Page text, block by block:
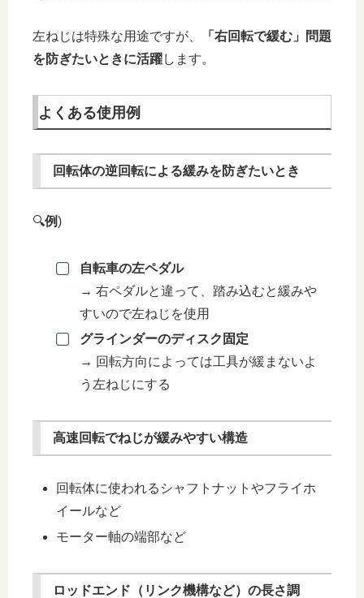
左ねじは特殊な用途ですが、
「右回転で緩む」問題
を防ぎたいときに活躍します。
よくある使用例
回転体の逆回転による緩みを防ぎたいとき
🔍例)
自転車の左ペダル
→ 右ペダルと違って、踏み込むと緩みや
すいので左ねじを使用
グラインダーのディスク固定
→ 回転方向によっては工具が緩まないよ
う左ねじにする
高速回転でねじが緩みやすい構造
回転体に使われるシャフトナットやフライホ
イールなど
モーター軸の端部など
ロッドエンド（リンク機構など） の長さ調